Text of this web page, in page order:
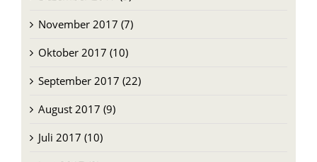
November 2017 (7)
Oktober 2017 (10)
September 2017 (22)
August 2017 (9)
Juli 2017 (10)